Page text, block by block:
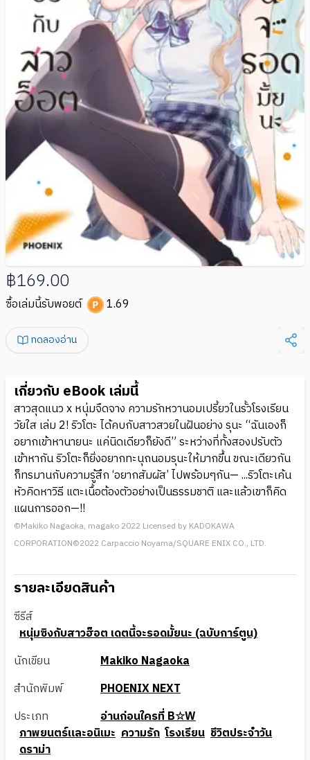
฿169.00
ซื้อเล่มนี้รับพอยต์ 1.69
ทดลองอ่าน
เกี่ยวกับ eBook เล่มนี้
สาวสุดแนว x หนุ่มจืดจาง ความรักหวานอมเปรี้ยวในรั้วโรงเรียน
วัยใส เล่ม 2! ริวโตะ ได้คบกับสาวสวยในฝันอย่าง รุนะ “ฉันเองก็
อยากเข้าหานายนะ แค่นิดเดียวก็ยังดี” ระหว่างที่ทั้งสองปรับตัว
เข้าหากัน ริวโตะก็ยิ่งอยากทะนุถนอมรุนะให้มากขึ้น ขณะเดียวกัน
ก็ทรมานกับความรู้สึก ‘อยากสัมผัส’ ไปพร้อมๆกัน— ...ริวโตะเค้น
หัวคิดหาวิธี แตะเนื้อต้องตัวอย่างเป็นธรรมชาติ และแล้วเขาก็คิด
แผนการออก—!!
©Makiko Nagaoka, magako 2022 Licensed by KADOKAWA
CORPORATION©2022 Carpaccio Noyama/SQUARE ENIX CO., LTD.
รายละเอียดสินค้า
ซีรีส์
หนุ่มซิงกับสาวฮ็อต เดตนี้จะรอดมั้ยนะ (ฉบับการ์ตูน)
นักเขียน
Makiko Nagaoka
สำนักพิมพ์
PHOENIX NEXT
ประเภท
อ่านก่อนใครที่ B☆W
ภาพยนตร์และอนิเมะ ความรัก โรงเรียน ชีวิตประจำวัน
ดราม่า